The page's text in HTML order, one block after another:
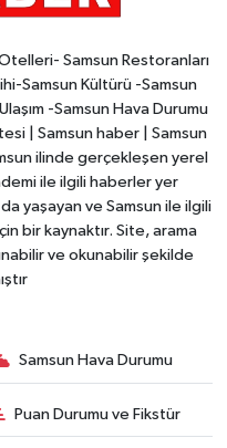
Samsun Restoranları
Samsun Kültürü -Samsun
-Samsun Hava Durumu
| Samsun haber | Samsun
ilinde gerçekleşen yerel
ile ilgili haberler yer
yaşayan ve Samsun ile ilgili
bir kaynaktır. Site, arama
ve okunabilir şekilde
Samsun Hava Durumu
Puan Durumu ve Fikstür